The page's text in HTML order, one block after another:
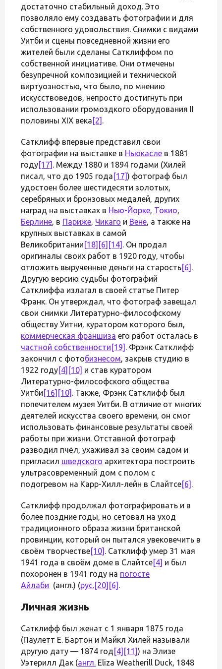
достаточно стабильный доход. Это
позволяло ему создавать фотографии и для
собственного удовольствия. Снимки с видами
Уитби и сцены повседневной жизни его
жителей были сделаны Сатклиффом по
собственной инициативе. Они отмечены
безупречной композицией и технической
виртуозностью, что было, по мнению
искусствоведов, непросто достигнуть при
использовании громоздкого оборудования II
половины XIX века [2] .
Сатклифф впервые представил свои
фотографии на выставке в Ньюкасле в 1881
году[17] . Между 1880 и 1894 годами (Хилей
писал, что до 1905 года [17]) фотограф был
удостоен более шестидесяти золотых,
серебряных и бронзовых медалей, других
наград на выставках в Нью-Йорке, Токио,
Берлине, в Париже, Чикаго и Вене, а также на
крупных выставках в самой
Великобритании [18] [6] [14] . Он продал
оригиналы своих работ в 1920 году, чтобы
отложить вырученные деньги на старость[6] .
Другую версию судьбы фотографий
Сатклиффа излагал в своей статье Питер
Франк. Он утверждал, что фотограф завещал
свои снимки Литературно-философскому
обществу Уитни, куратором которого был,
коммерческая франшиза его работ осталась в
частной собственности [19] . Фрэнк Сатклифф
закончил с фотобизнесом, закрыв студию в
1922 году[4] [10] и став куратором
Литературно-философского общества
Уитби [16] [10] . Также, Фрэнк Сатклифф был
попечителем музея Уитби. В отличие от многих
деятелей искусства своего времени, он смог
использовать финансовые результаты своей
работы при жизни. Отставной фотограф
разводил пчёл, ухаживал за своим садом и
пригласил шведского архитектора построить
ультрасовременный дом с полом с
подогревом на Карр-Хилл-лейн в Слайтсе[6] .
Сатклифф продолжал фотографировать и в
более поздние годы, но сетовал на уход
традиционного образа жизни британской
провинции, который он пытался увековечить в
своём творчестве[10] . Сатклифф умер 31 мая
1941 года в своём доме в Слайтсе[4] и был
похоронен в 1941 году на погосте
Айлаби (англ.) (рус.[20] [6] .
Личная жизнь
Сатклифф был женат с 1 января 1875 года
(Паулетт Е. Бартон и Майкл Хилей называли
другую дату — 1874 год [4] [11]) на Элизе
Уэтерилл Дак (англ. Eliza Weatherill Duck, 1848